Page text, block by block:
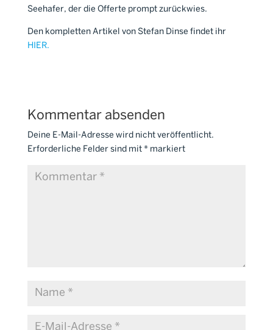
Seehafer, der die Offerte prompt zurückwies.
Den kompletten Artikel von Stefan Dinse findet ihr
HIER.
Kommentar absenden
Deine E-Mail-Adresse wird nicht veröffentlicht.
Erforderliche Felder sind mit *markiert